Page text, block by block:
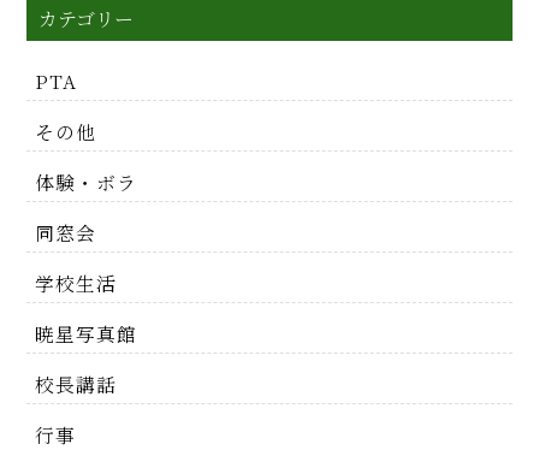
カテゴリー
PTA
その他
体験・ボラ
同窓会
学校生活
暁星写真館
校長講話
行事